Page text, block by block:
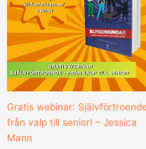
Gratis webinar:
från valp till senior! – Jessica
Mann